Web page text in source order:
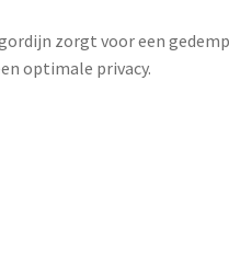
zorgt voor een
optimale privacy.